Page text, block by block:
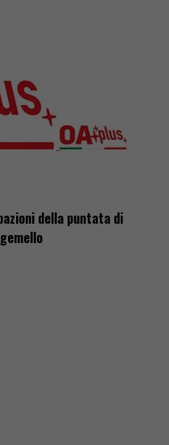
della puntata di